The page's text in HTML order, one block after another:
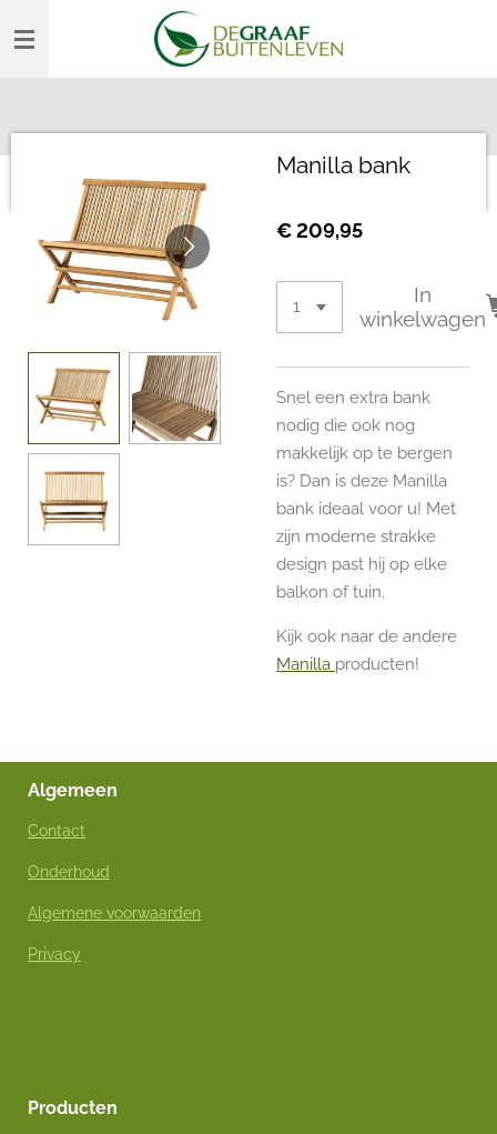
direct
hoofdinhoud
Manilla bank
€ 209,95
In
winkelwagen
Snel een extra bank
nodig die ook nog
makkelijk op te bergen
is? Dan is deze Manilla
bank ideaal voor u! Met
zijn moderne strakke
design past hij op elke
balkon of tuin.
Kijk ook naar de andere
Manilla producten!
Algemeen
Contact
Onderhoud
Algemene voorwaarden
Privacy
Producten